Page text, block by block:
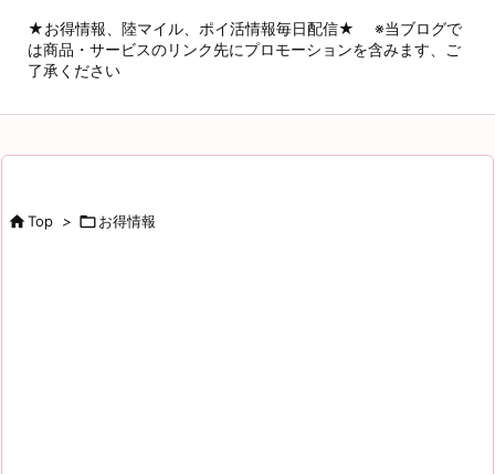
サイド


★お得情報、陸マイル、ポイ活情報毎日配信★ ※当ブログで
は商品・サービスのリンク先にプロモーションを含みます、ご
了承ください
Top > お得情報